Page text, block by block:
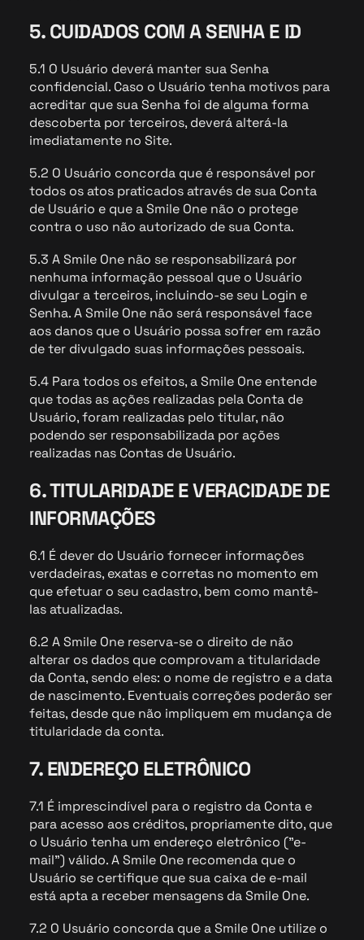
5. CUIDADOS COM A SENHA E ID
5.1 O Usuário deverá manter sua Senha
confidencial. Caso o Usuário tenha motivos para
acreditar que sua Senha foi de alguma forma
descoberta por terceiros, deverá alterá-la
imediatamente no Site.
5.2 O Usuário concorda que é responsável por
todos os atos praticados através de sua Conta
de Usuário e que a Smile One não o protege
contra o uso não autorizado de sua Conta.
5.3 A Smile One não se responsabilizará por
nenhuma informação pessoal que o Usuário
divulgar a terceiros, incluindo-se seu Login e
Senha. A Smile One não será responsável face
aos danos que o Usuário possa sofrer em razão
de ter divulgado suas informações pessoais.
5.4 Para todos os efeitos, a Smile One entende
que todas as ações realizadas pela Conta de
Usuário, foram realizadas pelo titular, não
podendo ser responsabilizada por ações
realizadas nas Contas de Usuário.
6. TITULARIDADE E VERACIDADE DE
INFORMAÇÕES
6.1 É dever do Usuário fornecer informações
verdadeiras, exatas e corretas no momento em
que efetuar o seu cadastro, bem como mantê-
las atualizadas.
6.2 A Smile One reserva-se o direito de não
alterar os dados que comprovam a titularidade
da Conta, sendo eles: o nome de registro e a data
de nascimento. Eventuais correções poderão ser
feitas, desde que não impliquem em mudança de
titularidade da conta.
7. ENDEREÇO ELETRÔNICO
7.1 É imprescindível para o registro da Conta e
para acesso aos créditos, propriamente dito, que
o Usuário tenha um endereço eletrônico ("e-
mail") válido. A Smile One recomenda que o
Usuário se certifique que sua caixa de e-mail
está apta a receber mensagens da Smile One.
7.2 O Usuário concorda que a Smile One utilize o